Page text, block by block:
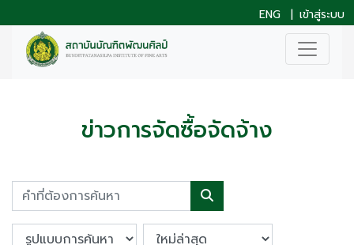
ENG | เข้าสู่ระบบ
ข่าวการจัดซื้อจัดจ้าง